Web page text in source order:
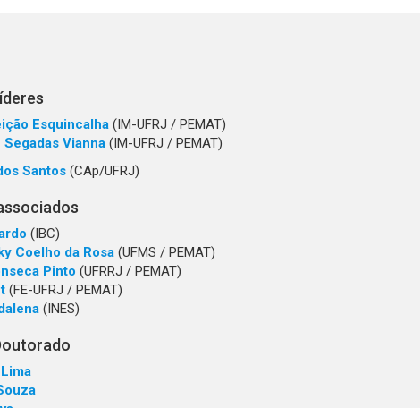
Esquincalha (IM-UFRJ / PEMAT)
Vianna (IM-UFRJ / PEMAT)
Santos (CAp/UFRJ)
(IBC)
Coelho da Rosa (UFMS / PEMAT)
Pinto (UFRRJ / PEMAT)
(FE-UFRJ / PEMAT)
(INES)